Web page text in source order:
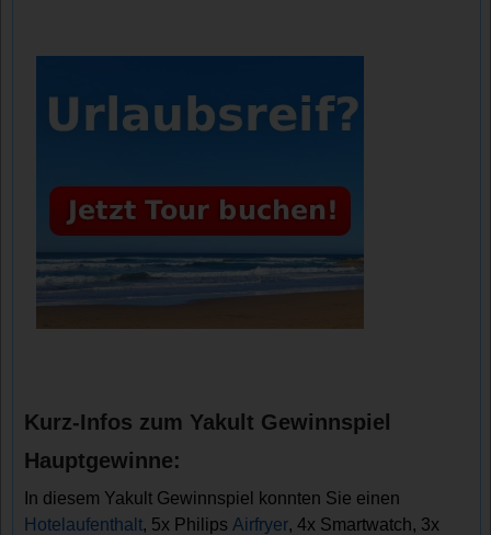
Kurz-Infos zum Yakult Gewinnspiel
Hauptgewinne:
In diesem Yakult Gewinnspiel konnten Sie einen
Hotelaufenthalt, 5x Philips Airfryer, 4x Smartwatch, 3x